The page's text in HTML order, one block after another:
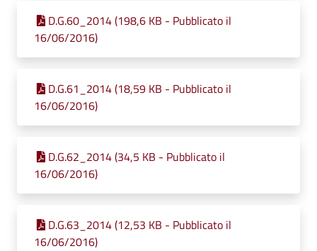
D.G.60_2014 (198,6 KB - Pubblicato il
16/06/2016)
D.G.61_2014 (18,59 KB - Pubblicato il
16/06/2016)
D.G.62_2014 (34,5 KB - Pubblicato il
16/06/2016)
D.G.63_2014 (12,53 KB - Pubblicato il
16/06/2016)